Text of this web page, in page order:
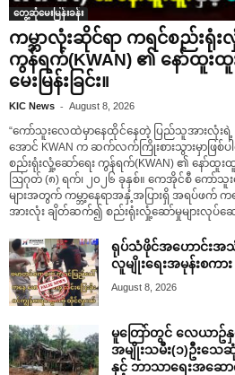
တွေ့ဆုံမေးမြန်းခန်း
ကမ္ဘာလုံးဆိုင်ရာ ကရင်စည်းရုံး
ကွန်ရက်(KWAN) ၏ နော်ထူ
မေးမြန်းခြင်း။
KIC News - August 8, 2026
“ကော်သူးလေထဲမှာနေထိုင်နေတဲ့ ပြည်သူအားလုံး
အောင် KWAN က ဆက်လက်ကြိုးစားသွားမှာဖြစ်
စည်းရုံးလှုံ့ဆော်ရေး ကွန်ရက်(KWAN) ၏ နော်ထူး
ဩဂုတ် (၈) ရက်၊ ၂၀၂၆ ခုနှစ်။ ကေအိုင်စီ ကော်သူ
များအတွက် ကမ္ဘာ့နေရာအနှံ့အပြားရှိ အရပ်ဖက် က
အားလုံး ချိတ်ဆက်၍ စည်းရုံးလှုံ့ဆော်မှုများလုပ်ဆေ
ရုပ်သံဖိုင်အဟောင်းအသုံ
လူမျိုးရေးအမုန်းစကား
August 8, 2026
မူတြော်တွင် လေယာဥ်
အမျိုးသမီး(၁)ဦးသေဆုံ
နှင့် ဘာသာရေးအဆော